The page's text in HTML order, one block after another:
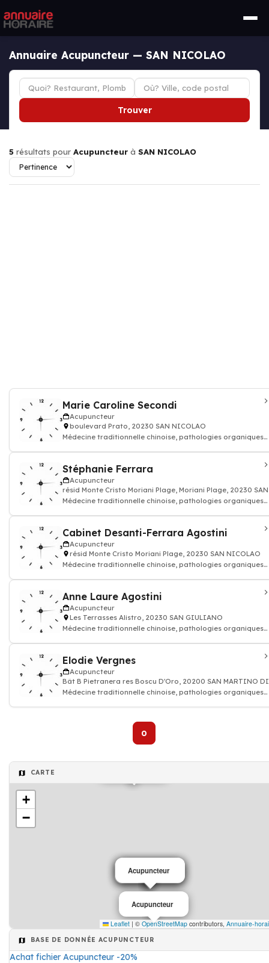
Annuaire Acupuncteur — SAN NICOLAO
Trouver
5 résultats pour Acupuncteur à SAN NICOLAO
Marie Caroline Secondi
Acupuncteur
boulevard Prato, 20230 SAN NICOLAO
Médecine traditionnelle chinoise, pathologies organiques
Stéphanie Ferrara
Acupuncteur
résid Monte Cristo Moriani Plage, Moriani Plage, 20230
Médecine traditionnelle chinoise, pathologies organiques
Cabinet Desanti-Ferrara Agostini
Acupuncteur
résid Monte Cristo Moriani Plage, 20230 SAN NICOLAO
Médecine traditionnelle chinoise, pathologies organiques
Anne Laure Agostini
Acupuncteur
Les Terrasses Alistro, 20230 SAN GIULIANO
Médecine traditionnelle chinoise, pathologies organiques
Elodie Vergnes
Acupuncteur
Bât B Pietranera res Boscu D'Oro, 20200 SAN MARTINO DI
Médecine traditionnelle chinoise, pathologies organiques
0
CARTE
Acupuncteur
Acupuncteur
Acupuncteur
Acupuncteur
+
−
Leaflet | © OpenStreetMap contributors, Annuaire-
BASE DE DONNÉE ACUPUNCTEUR
Achat fichier Acupuncteur -20%